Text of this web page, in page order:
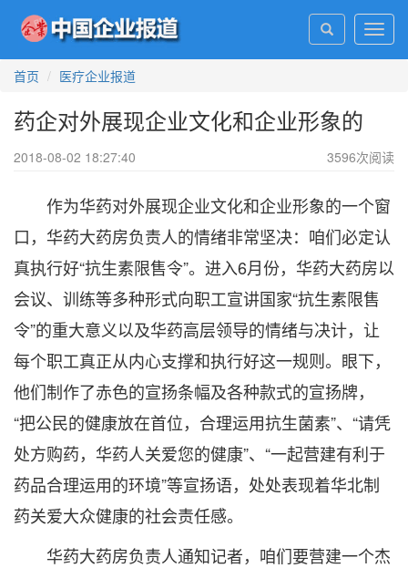
首页
医疗企业报道
药企对外展现企业文化和企业形象的
2018-08-02 18:27:40 3596次阅读
作为华药对外展现企业文化和企业形象的一个窗
口，华药大药房负责人的情绪非常坚决：咱们必定认
真执行好“抗生素限售令”。进入6月份，华药大药房以
会议、训练等多种形式向职工宣讲国家“抗生素限售
令”的重大意义以及华药高层领导的情绪与决计，让
每个职工真正从内心支撑和执行好这一规则。眼下，
他们制作了赤色的宣扬条幅及各种款式的宣扬牌，
“把公民的健康放在首位，合理运用抗生菌素”、“请凭
处方购药，华药人关爱您的健康”、“一起营建有利于
药品合理运用的环境”等宣扬语，处处表现着华北制
药关爱大众健康的社会责任感。
华药大药房负责人通知记者，咱们要营建一个杰